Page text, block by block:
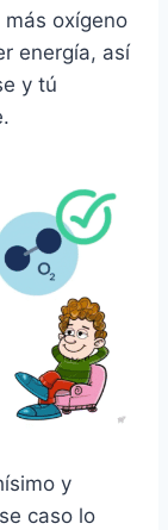
oxígeno
energía, así
y tú
y
caso lo